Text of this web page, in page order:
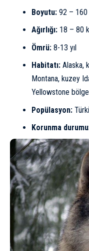
Boyutu:92 – 160
Ağırlığı:18 – 80
Ömrü:8-13 yıl
Habitatı:Alaska,
Montana, kuzey
Yellowstone
Popülasyon:
Korunma